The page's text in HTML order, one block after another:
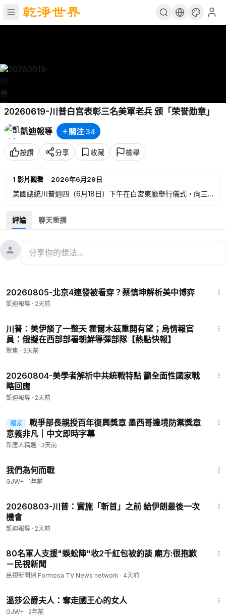
20260619-川普白宫表彰三名美軍老兵 颁「荣誉勋章」
凱迪報導
關注·34
按讚 分享 收藏 檢舉
1 影片觀看 · 2026年6月29日
美國總統川普週四（6月18日）下午在白宮東廳舉行儀式，向三
彰三人在越南和阿富汗戰場上的英勇事蹟。其中一人為追授。
評論 聊天重播
20260805-北京4連發被看穿？蔡慎坤解析美中博弈
凱迪報導 · 2天前
川普：美伊談了一整天 霍爾木茲重開有望；烏情報官
員：俄擬在西部部署朝鮮導彈部隊【熱點快報】
聚焦 · 3天前
20260804-美學者解析中共統戰特點 籲全面性國家戰
略回應
凱迪報導 · 2天前
獨家
戰爭部長親授百年復興獎章 墨西哥邊境防禦獎章
意義非凡｜中文即時字幕
新唐人精選 · 3天前
我們為何而戰
GJW+ · 1年前
20260803-川普：實施「斬首」之前 給伊朗最後一次
機會
凱迪報導 · 2天前
80名軍人支援"蜈蚣陣"收2千紅包被約談 廟方:很抱歉
－民視新聞
民視新聞網 Formosa TV News network · 4天前
溫莎公爵夫人：奪走國王心的女人
GJW+ · 2年前